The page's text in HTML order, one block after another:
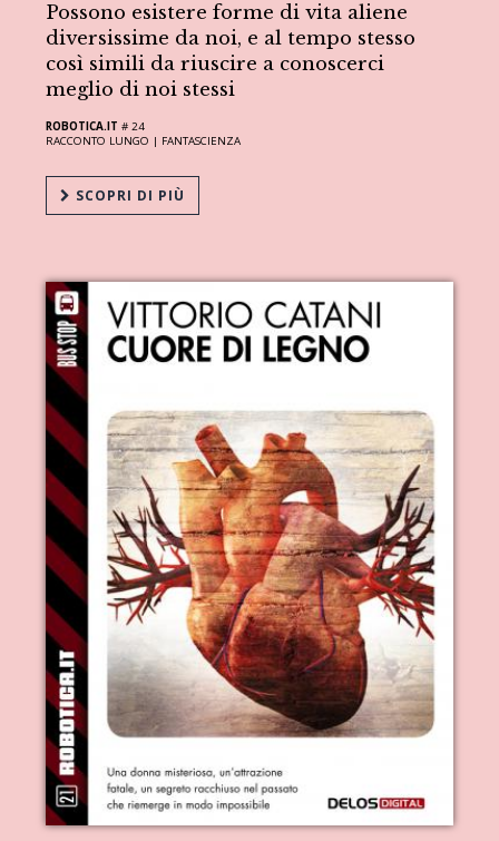
Possono esistere forme di vita aliene
diversissime da noi, e al tempo stesso
così simili da riuscire a conoscerci
meglio di noi stessi
ROBOTICA.IT # 24
RACCONTO LUNGO | FANTASCIENZA
SCOPRI DI PIÙ